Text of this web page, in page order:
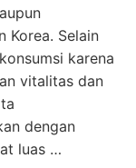
Korea. Selain
karena
vitalitas dan
dengan
luas …